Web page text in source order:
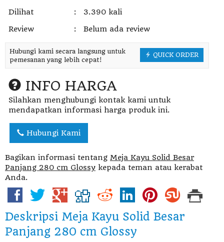
Dilihat
:
3.390 kali
Review
: Belum ada review
QUICK ORDER
Hubungi kami secara langsung untuk
pemesanan yang lebih cepat!
INFO HARGA
Silahkan menghubungi kontak kami untuk
mendapatkan informasi harga produk ini.
Hubungi Kami
Bagikan informasi tentang Meja Kayu Solid Besar
Panjang 280 cm Glossy kepada teman atau kerabat
Anda.
Deskripsi Meja Kayu Solid Besar
Panjang 280 cm Glossy